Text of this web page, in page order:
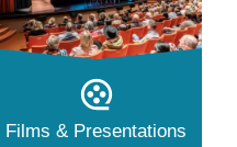
Films & Presentations